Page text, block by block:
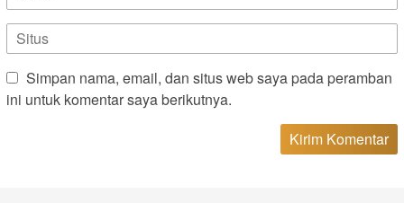
Simpan nama, email, dan situs web saya pada peramban
ini untuk komentar saya berikutnya.